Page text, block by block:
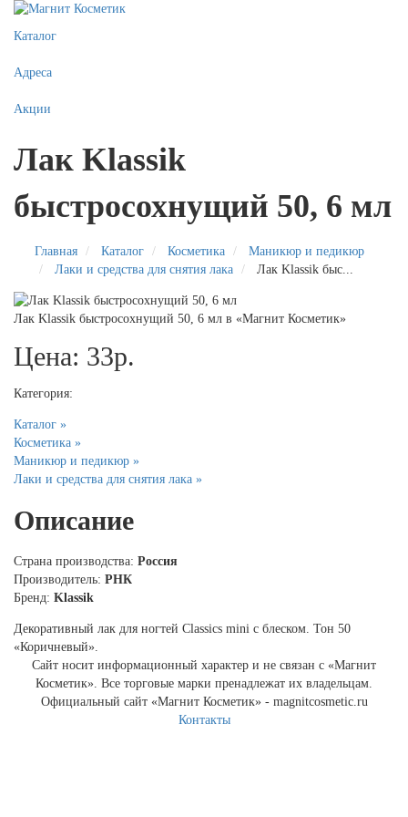
Каталог
Адреса
Акции
Лак Klassik
быстросохнущий 50, 6 мл
Главная Каталог Косметика
Маникюр и педикюр
Лаки и средства для снятия лака
Лак Klassik быс...
Лак Klassik быстросохнущий 50, 6 мл в «Магнит Косметик»
Цена: 33р.
Категория:
Каталог »
Косметика »
Маникюр и педикюр »
Лаки и средства для снятия лака »
Описание
Страна производства: Россия
Производитель: РНК
Бренд: Klassik
Декоративный лак для ногтей Classics mini с блеском. Тон 50
«Коричневый».
Сайт носит информационный характер и не связан с «Магнит
Косметик». Все торговые марки пренадлежат их владельцам.
Официальный сайт «Магнит Косметик» - magnitcosmetic.ru
Контакты